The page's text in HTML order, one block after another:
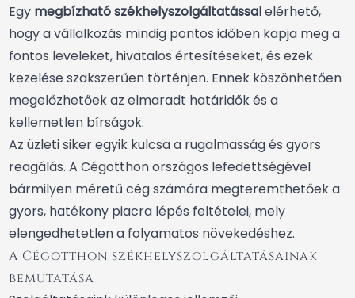
Egy megbízható székhelyszolgáltatássalelérhető,
hogy a vállalkozás mindig pontos időben kapja meg a
fontos leveleket, hivatalos értesítéseket, és ezek
kezelése szakszerűen történjen. Ennek köszönhetően
megelőzhetőek az elmaradt határidők és a
kellemetlen bírságok.
Az üzleti siker egyik kulcsa a rugalmasság és gyors
reagálás. A Cégotthon országos lefedettségével
bármilyen méretű cég számára megteremthetőek a
gyors, hatékony piacra lépés feltételei, mely
elengedhetetlen a folyamatos növekedéshez.
A Cégotthon székhelyszolgáltatásainak
bemutatása